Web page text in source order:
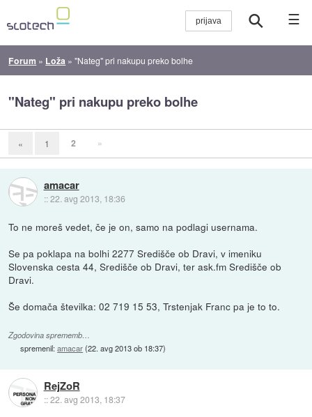
☰
Forum » Loža »"Nateg" pri nakupu preko bolhe
"Nateg" pri nakupu preko bolhe
« 1 2 »
amacar
::22. avg 2013, 18:36
To ne moreš vedet, če je on, samo na podlagi usernama.
Se pa poklapa na bolhi 2277 Središče ob Dravi, v imeniku
Slovenska cesta 44, Središče ob Dravi, ter ask.fm Središče ob
Dravi.
Še domača številka: 02 719 15 53, Trstenjak Franc pa je to to.
Zgodovina sprememb…
spremenil:amacar(22. avg 2013 ob 18:37)
RejZoR
::22. avg 2013, 18:37